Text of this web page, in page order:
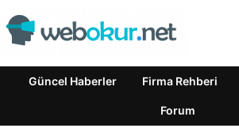
Güncel Haberler Firma Rehberi
Forum